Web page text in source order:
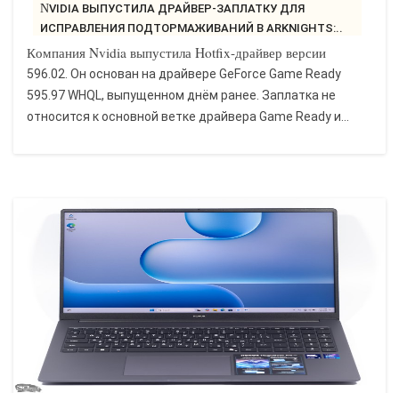
NVIDIA ВЫПУСТИЛА ДРАЙВЕР-ЗАПЛАТКУ ДЛЯ
ИСПРАВЛЕНИЯ ПОДТОРМАЖИВАНИЙ В ARKNIGHTS:..
Компания Nvidia выпустила Hotfix-драйвер версии
596.02. Он основан на драйвере GeForce Game Ready
595.97 WHQL, выпущенном днём ранее. Заплатка не
относится к основной ветке драйвера Game Ready и...